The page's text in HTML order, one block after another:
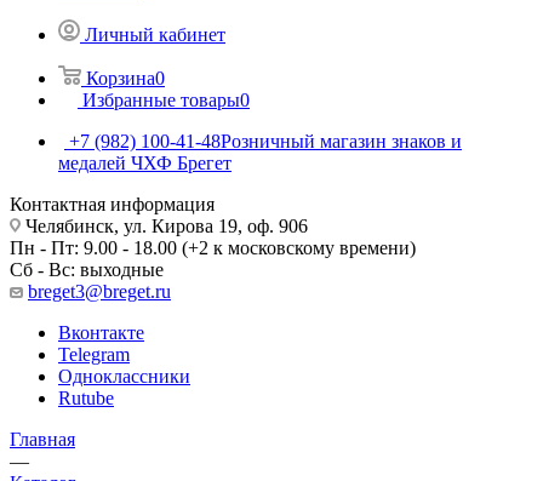
Личный кабинет
Корзина0
Избранные товары0
+7 (982) 100-41-48Розничный магазин знаков и
медалей ЧХФ Брегет
Контактная информация
Челябинск, ул. Кирова 19, оф. 906
Пн - Пт: 9.00 - 18.00 (+2 к московскому времени)
Сб - Вс: выходные
breget3@breget.ru
Вконтакте
Telegram
Одноклассники
Rutube
Главная
—